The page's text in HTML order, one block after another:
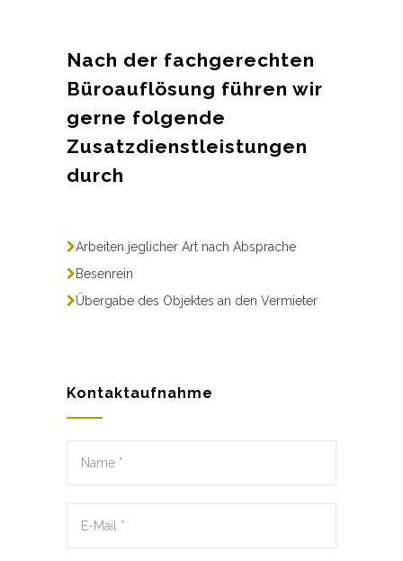
Nach der fachgerechten
Büroauflösung führen wir
gerne folgende
Zusatzdienstleistungen
durch
Arbeiten jeglicher Art nach Absprache
Besenrein
Übergabe des Objektes an den Vermieter
Kontaktaufnahme